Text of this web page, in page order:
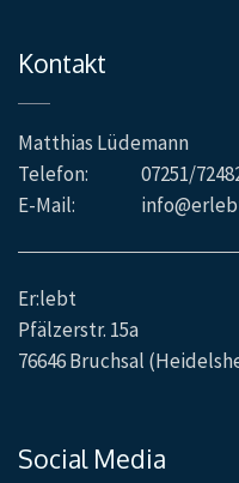
Kontakt
Matthias Lüdemann
Telefon:
07251/
E-Mail:
Er:lebt
Pfälzerstr. 15a
76646 Bruchsal
Social Media